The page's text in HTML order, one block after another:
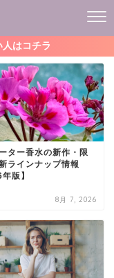
はコチラ
ター香水の新作・限
ラインナップ情報
版】
8月 7, 2026